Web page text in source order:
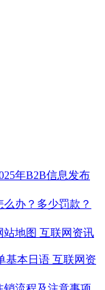
年B2B信息发布
办？多少罚款？
站地图 互联网资讯
基本日语 互联网资